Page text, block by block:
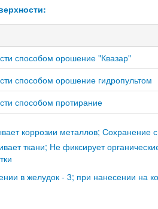
способом орошение "Квазар"
способом орошение гидропультом
способом протирание
коррозии металлов; Сохранение
ткани; Не фиксирует
в желудок - 3; при нанесении на